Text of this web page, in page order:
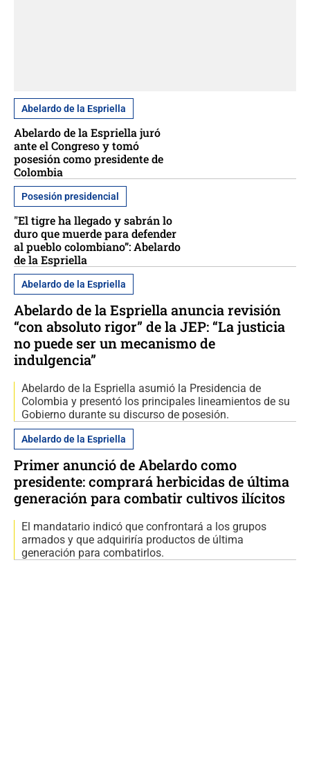
Abelardo de la Espriella
Abelardo de la Espriella juró
ante el Congreso y tomó
posesión como presidente de
Colombia
Posesión presidencial
"El tigre ha llegado y sabrán lo
duro que muerde para defender
al pueblo colombiano”: Abelardo
de la Espriella
Abelardo de la Espriella
Abelardo de la Espriella anuncia revisión
“con absoluto rigor” de la JEP: “La justicia
no puede ser un mecanismo de
indulgencia”
Abelardo de la Espriella asumió la Presidencia de
Colombia y presentó los principales lineamientos de su
Gobierno durante su discurso de posesión.
Abelardo de la Espriella
Primer anunció de Abelardo como
presidente: comprará herbicidas de última
generación para combatir cultivos ilícitos
El mandatario indicó que confrontará a los grupos
armados y que adquiriría productos de última
generación para combatirlos.